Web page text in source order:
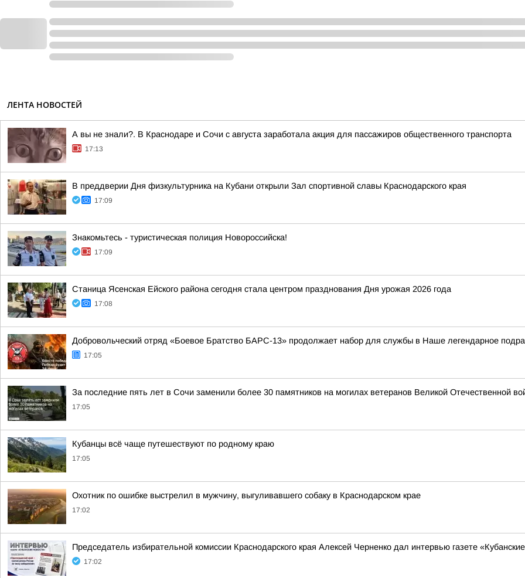
ЛЕНТА НОВОСТЕЙ
А вы не знали?. В Краснодаре и Сочи с августа заработала акция для пассажиров общественного транспорта
17:13
В преддверии Дня физкультурника на Кубани открыли Зал спортивной славы Краснодарского края
17:09
Знакомьтесь - туристическая полиция Новороссийска!
17:09
Станица Ясенская Ейского района сегодня стала центром празднования Дня урожая 2026 года
17:08
Добровольческий отряд «Боевое Братство БАРС-13» продолжает набор для службы в Наше легендарное
17:05
За последние пять лет в Сочи заменили более 30 памятников на могилах ветеранов Великой Отечественной
17:05
Кубанцы всё чаще путешествуют по родному краю
17:05
Охотник по ошибке выстрелил в мужчину, выгуливавшего собаку в Краснодарском крае
17:02
Председатель избирательной комиссии Краснодарского края Алексей Черненко дал интервью газете
17:02